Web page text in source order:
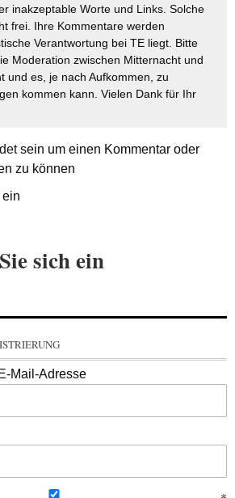
inakzeptable Worte und Links. Solche
frei. Ihre Kommentare werden
Verantwortung bei TE liegt. Bitte
Moderation zwischen Mitternacht und
und es, je nach Aufkommen, zu
kommen kann. Vielen Dank für Ihr
sein um einen Kommentar oder
zu können
sich ein
Mail-Adresse